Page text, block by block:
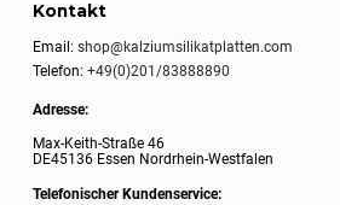
Kontakt
Email:shop@kalziumsilikatplatten.com
Telefon:+49(0)201/83888890
Adresse:
Max-Keith-Straße 46
DE45136 Essen Nordrhein-Westfalen
Telefonischer Kundenservice: